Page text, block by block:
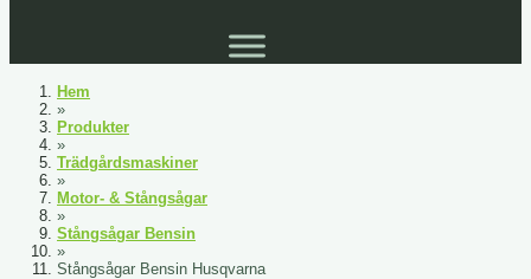
Hem
»
Produkter
»
Trädgårdsmaskiner
»
Motor- & Stångsågar
»
Stångsågar Bensin
»
Stångsågar Bensin Husqvarna